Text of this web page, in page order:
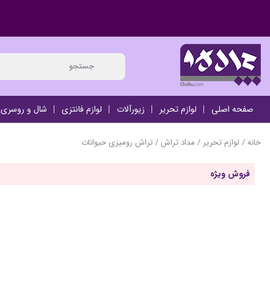
صفحه اصلی لوازم تحریر زیورآلات لوازم فانتزی شال و روسری
خانه/ لوازم تحریر / مداد تراش/ تراش رومیزی حیوانات
فروش ویژه